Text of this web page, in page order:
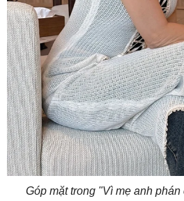
Góp mặt trong "Vì mẹ anh